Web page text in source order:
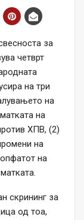
за
четврт
на три
на
на
ХПВ, (2)
на
на
скрининг за
од тоа,